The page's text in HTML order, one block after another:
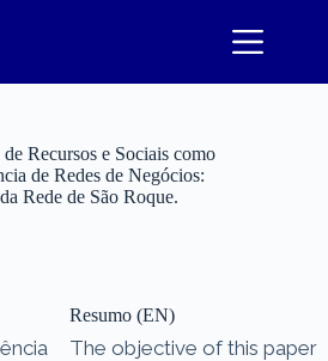
Recursos e Sociais como
de Redes de Negócios:
Rede de São Roque.
Resumo (EN)
The objective of this paper